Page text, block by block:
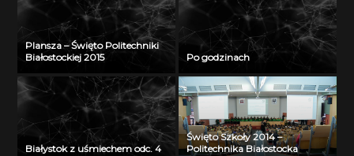
Plansza – Święto Politechniki
Białostockiej 2015
Po godzinach
Białystok z uśmiechem odc. 4
Święto Szkoły 2014 –
Politechnika Białostocka